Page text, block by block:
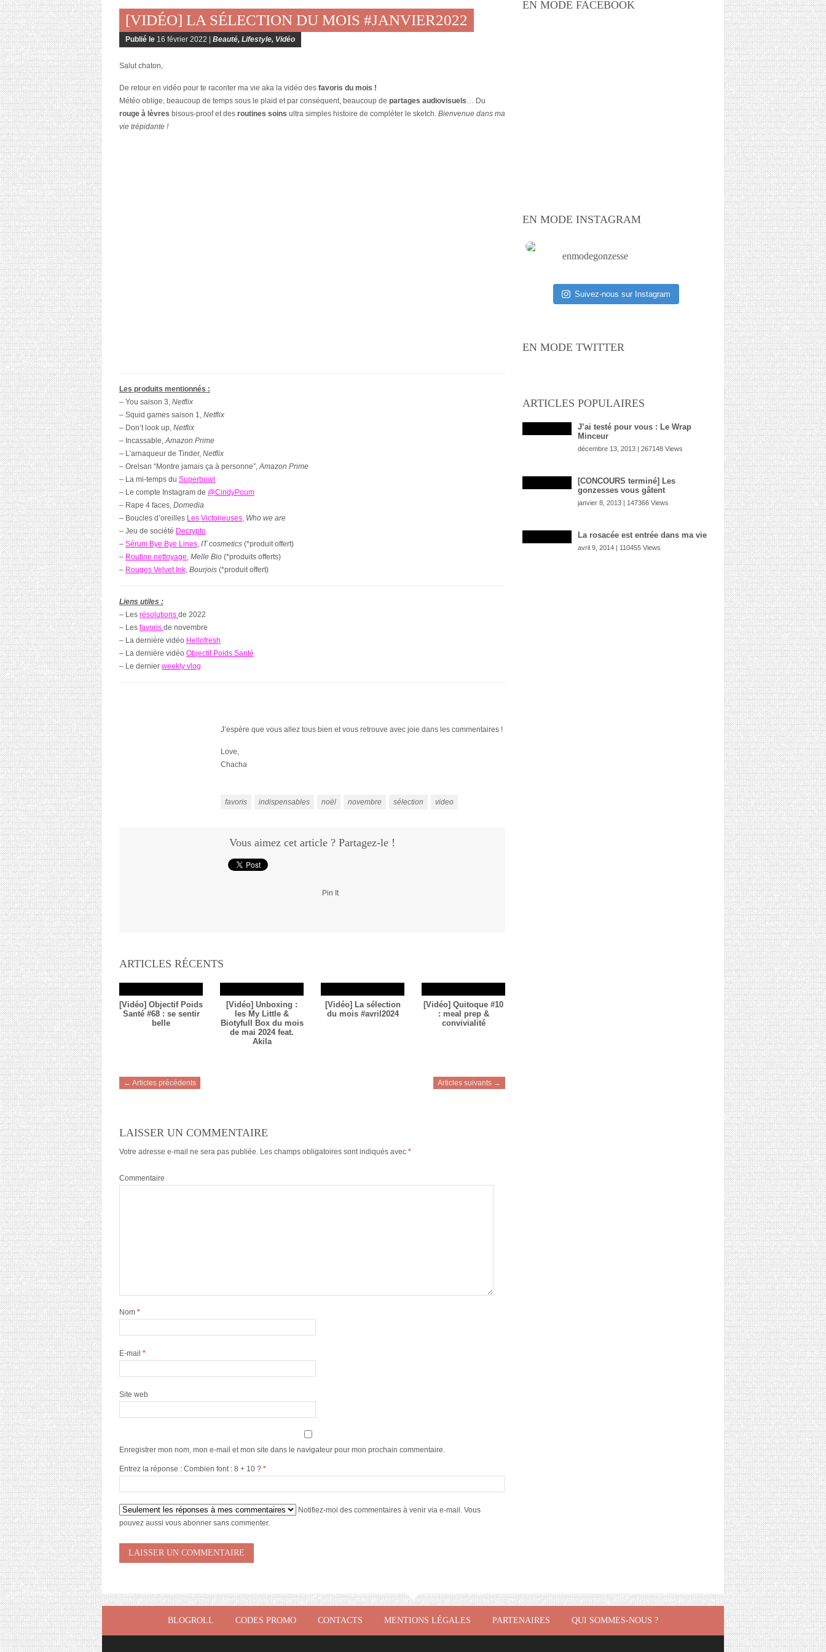
[VIDÉO] LA SÉLECTION DU MOIS #JANVIER2022
Publié le 16 février 2022 | Beauté, Lifestyle, Vidéo
Salut chaton,
De retour en vidéo pour te raconter ma vie aka la vidéo des favoris du mois !
Météo oblige, beaucoup de temps sous le plaid et par conséquent, beaucoup de partages audiovisuels… Du
rouge à lèvres bisous-proof et des routines soins ultra simples histoire de compléter le sketch. Bienvenue dans ma
vie trépidante !
Les produits mentionnés :
– You saison 3, Netflix
– Squid games saison 1, Netflix
– Don’t look up, Netflix
– Incassable,Amazon Prime
– L’arnaqueur de Tinder, Netflix
– Orelsan “Montre jamais ça à personne”,Amazon Prime
– La mi-temps du Superbowl
– Le compte Instagram de @CindyPoum
– Rape 4 faces, Domedia
– Boucles d’oreilles Les Victorieuses, Who we are
– Jeu de société Decrypto
– Sérum Bye Bye Lines, IT cosmetics (*produit offert)
– Routine nettoyage, Melle Bio (*produits offerts)
– Rouges Velvet Ink, Bourjois (*produit offert)
Liens utiles :
– Les résolutions de 2022
– Les favoris de novembre
– La dernière vidéo Hellofresh
– La dernière vidéo Objectif Poids Santé
– Le dernier weekly vlog
J’espère que vous allez tous bien et vous retrouve avec joie dans les commentaires !
Love,
Chacha
favoris indispensables noël novembre sélection video
Vous aimez cet article ? Partagez-le !
Pin It
ARTICLES RÉCENTS
[Vidéo] Objectif Poids
Santé #68 : se sentir
belle
[Vidéo] Unboxing :
les My Little &
Biotyfull Box du mois
de mai 2024 feat.
Akila
[Vidéo] La sélection
du mois #avril2024
[Vidéo] Quitoque #10
: meal prep &
convivialité
← Articles précédents Articles suivants →
LAISSER UN COMMENTAIRE
Votre adresse e-mail ne sera pas publiée. Les champs obligatoires sont indiqués avec *
Commentaire
Nom *
E-mail *
Site web
Enregistrer mon nom, mon e-mail et mon site dans le navigateur pour mon prochain commentaire.
Entrez la réponse : Combien font : 8 + 10 ? *
Notifiez-moi des commentaires à venir via e-mail. Vous
pouvez aussi vous abonner sans commenter.
EN MODE FACEBOOK
EN MODE INSTAGRAM
enmodegonzesse
Suivez-nous sur Instagram
EN MODE TWITTER
ARTICLES POPULAIRES
J’ai testé pour vous : Le Wrap
Minceur
décembre 13, 2013 | 267148 Views
[CONCOURS terminé] Les
gonzesses vous gâtent
janvier 8, 2013 | 147366 Views
La rosacée est entrée dans ma vie
avril 9, 2014 | 110455 Views
BLOGROLL CODES PROMO CONTACTS MENTIONS LÉGALES PARTENAIRES QUI SOMMES-NOUS ?